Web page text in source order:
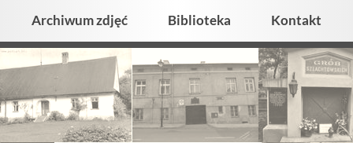
Archiwum zdjęć
Biblioteka Kontakt